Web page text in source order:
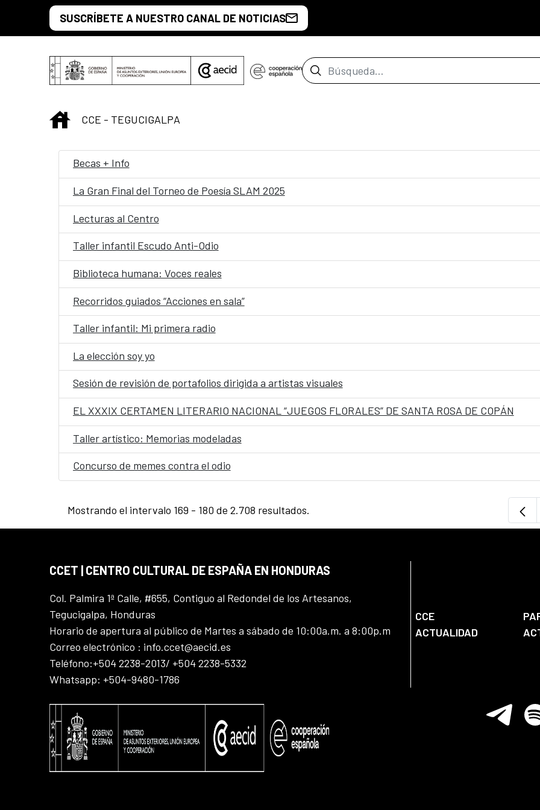
Saltar al contenido principal
SUSCRÍBETE A NUESTRO CANAL DE NOTICIAS
Barra de búsqueda
INICIO
CCE - TEGUCIGALPA
Becas + Info
La Gran Final del Torneo de Poesía SLAM 2025
Lecturas al Centro
Taller infantil Escudo Anti-Odio
Biblioteca humana: Voces reales
Recorridos guiados “Acciones en sala”
Taller infantil: Mi primera radio
La elección soy yo
Sesión de revisión de portafolios dirigida a artistas visuales
EL XXXIX CERTAMEN LITERARIO NACIONAL “JUEGOS FLORALES” DE SANTA ROSA DE COPÁN
Taller artístico: Memorias modeladas
Concurso de memes contra el odio
Mostrando el intervalo 169 - 180 de 2.708 resultados.
CCET | CENTRO CULTURAL DE ESPAÑA EN HONDURAS
Col. Palmira 1ª Calle, #655, Contiguo al Redondel de los Artesanos,
Tegucigalpa, Honduras
Horario de apertura al público de Martes a sábado de 10:00a.m. a 8:00p.m
Correo electrónico : info.ccet@aecid.es
Teléfono:+504 2238-2013/ +504 2238-5332
Whatsapp: +504-9480-1786
CCE
ACTUALIDAD
Telegram